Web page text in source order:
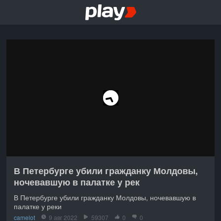
В Петербурге убили гражданку Молдовы,
ночевавшую в палатке у рек
В Петербурге убили гражданку Молдовы, ночевавшую в
палатке у реки
camelot 9 авг 2022 59307 0 0